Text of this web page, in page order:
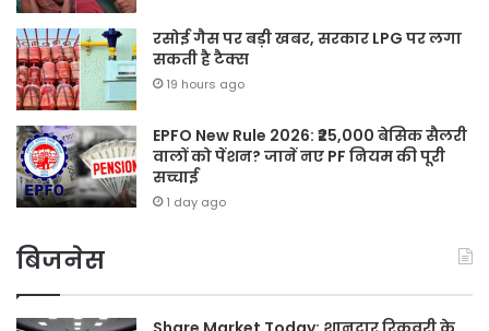
रसोई गैस पर बड़ी खबर, सरकार LPG पर लगा
सकती है टैक्स
19 hours ago
EPFO New Rule 2026: ₹25,000 बेसिक सैलरी
वालों को पेंशन? जानें नए PF नियम की पूरी
सच्चाई
1 day ago
बिजनेस